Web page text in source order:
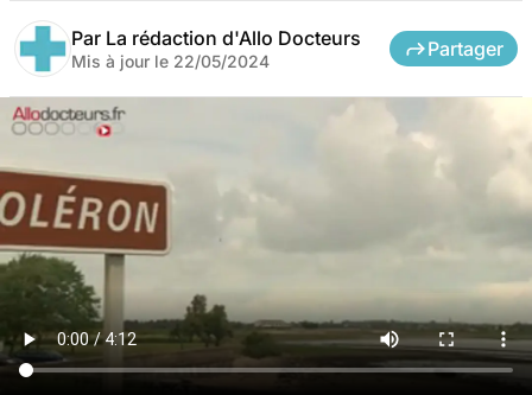
Par La rédaction d'Allo Docteurs
Mis à jour le 22/05/2024
Partager